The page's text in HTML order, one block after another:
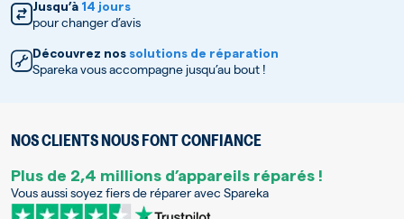
Jusqu’à 14 jours
pour changer d’avis
Découvrez nos solutions de réparation
Spareka vous accompagne jusqu’au bout !
NOS CLIENTS NOUS FONT CONFIANCE
Plus de 2,4 millions d’appareils réparés !
Vous aussi soyez fiers de réparer avec Spareka